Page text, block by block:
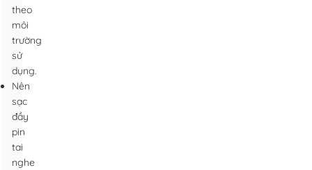
theo
môi
trường
sử
dụng.
Nên
sạc
đầy
pin
tai
nghe